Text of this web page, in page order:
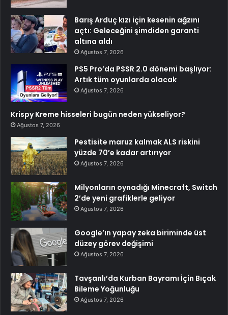
Barış Arduç kızı için kesenin ağzını
açtı: Geleceğini şimdiden garanti
altına aldı
Ağustos 7, 2026
PS5 Pro’da PSSR 2.0 dönemi başlıyor:
Artık tüm oyunlarda olacak
Ağustos 7, 2026
Krispy Kreme hisseleri bugün neden yükseliyor?
Ağustos 7, 2026
Pestisite maruz kalmak ALS riskini
yüzde 70’e kadar artırıyor
Ağustos 7, 2026
Milyonların oynadığı Minecraft, Switch
2’de yeni grafiklerle geliyor
Ağustos 7, 2026
Google’ın yapay zeka biriminde üst
düzey görev değişimi
Ağustos 7, 2026
Tavşanlı’da Kurban Bayramı İçin Bıçak
Bileme Yoğunluğu
Ağustos 7, 2026